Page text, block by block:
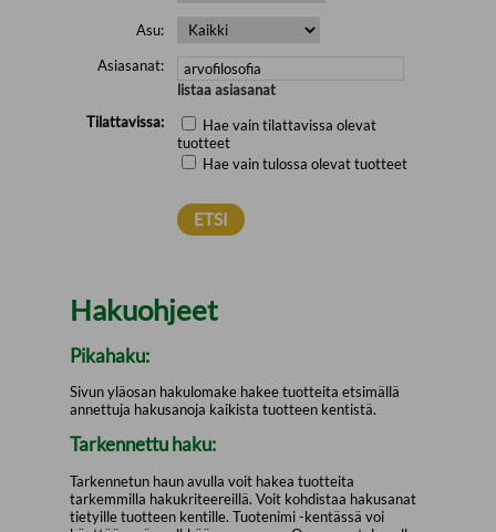
Asu:
Asiasanat:
listaa asiasanat
Tilattavissa:
Hae vain tilattavissa olevat
tuotteet
Hae vain tulossa olevat tuotteet
Hakuohjeet
Pikahaku:
Sivun yläosan hakulomake hakee tuotteita etsimällä
annettuja hakusanoja kaikista tuotteen kentistä.
Tarkennettu haku:
Tarkennetun haun avulla voit hakea tuotteita
tarkemmilla hakukriteereillä. Voit kohdistaa hakusanat
tietyille tuotteen kentille. Tuotenimi -kentässä voi